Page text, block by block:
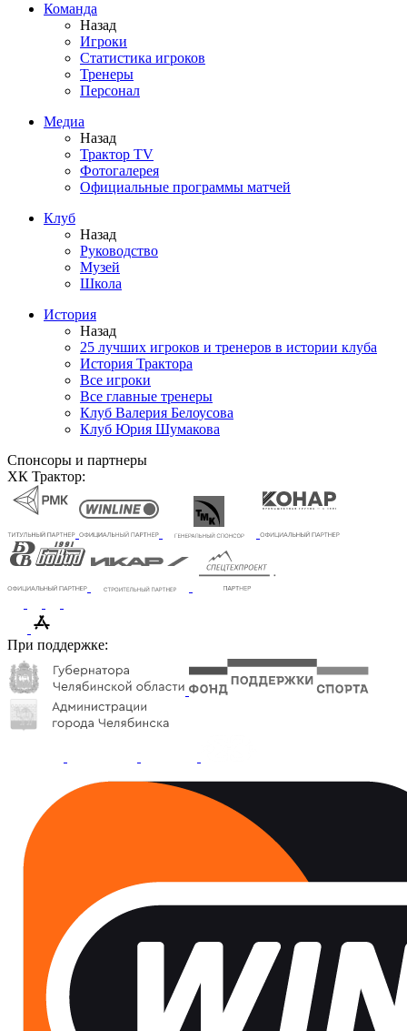
Команда
Назад
Игроки
Статистика игроков
Тренеры
Персонал
Медиа
Назад
Трактор TV
Фотогалерея
Официальные программы матчей
Клуб
Назад
Руководство
Музей
Школа
История
Назад
25 лучших игроков и тренеров в истории клуба
История Трактора
Все игроки
Все главные тренеры
Клуб Валерия Белоусова
Клуб Юрия Шумакова
Спонсоры и партнеры
ХК Трактор:
При поддержке: